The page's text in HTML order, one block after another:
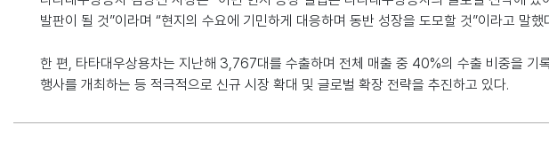
발판이 될 것”이라며 “현지의 수요에 기민하게 대응하며 동반 성장을 도모할 것”이라고 말했
한 편, 타타대우상용차는 지난해 3,767대를 수출하며 전체 매출 중 40%의 수출 비중을 기
행사를 개최하는 등 적극적으로 신규 시장 확대 및 글로벌 확장 전략을 추진하고 있다.